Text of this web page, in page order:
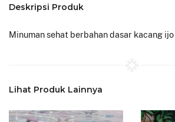
Deskripsi Produk
Minuman sehat berbahan dasar kacang
Lihat Produk Lainnya